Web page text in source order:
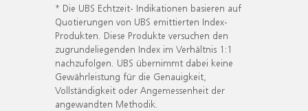
* Die UBS Echtzeit- Indikationen basieren auf
Quotierungen von UBS emittierten Index-
Produkten. Diese Produkte versuchen den
zugrundeliegenden Index im Verhältnis 1:1
nachzufolgen. UBS übernimmt dabei keine
Gewährleistung für die Genauigkeit,
Vollständigkeit oder Angemessenheit der
angewandten Methodik.